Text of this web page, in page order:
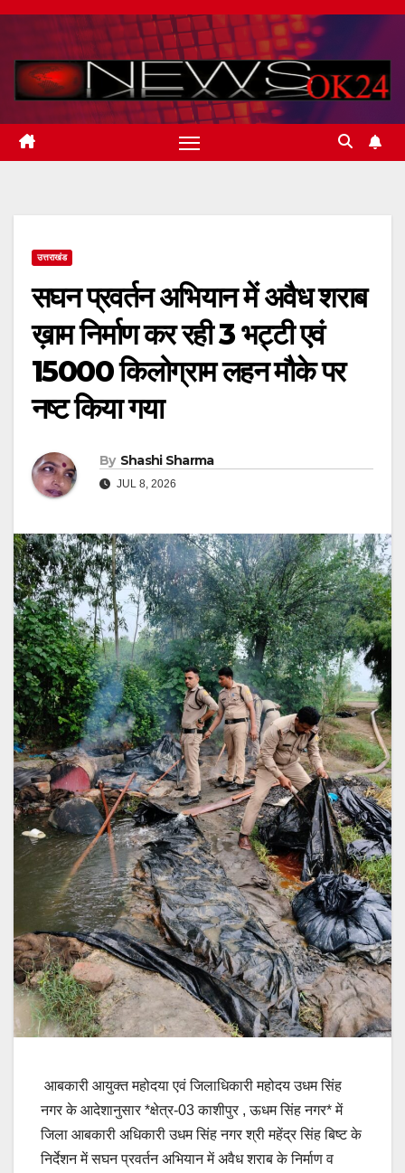
Skip
content
उत्तराखंड
सघन प्रवर्तन अभियान में अवैध शराब
ख़ाम निर्माण कर रही 3 भट्टी एवं
15000 किलोग्राम लहन मौके पर
नष्ट किया गया
By Shashi Sharma
JUL 8, 2026
आबकारी आयुक्त महोदया एवं जिलाधिकारी महोदय उधम सिंह
नगर के आदेशानुसार *क्षेत्र-03 काशीपुर , ऊधम सिंह नगर* में
जिला आबकारी अधिकारी उधम सिंह नगर श्री महेंद्र सिंह बिष्ट के
निर्देशन में सघन प्रवर्तन अभियान में अवैध शराब के निर्माण व